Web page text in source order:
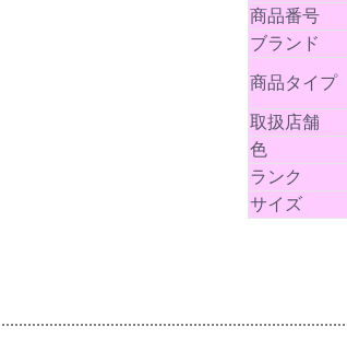
商品番号
ブランド
商品タイプ
取扱店舗
色
ランク
サイズ